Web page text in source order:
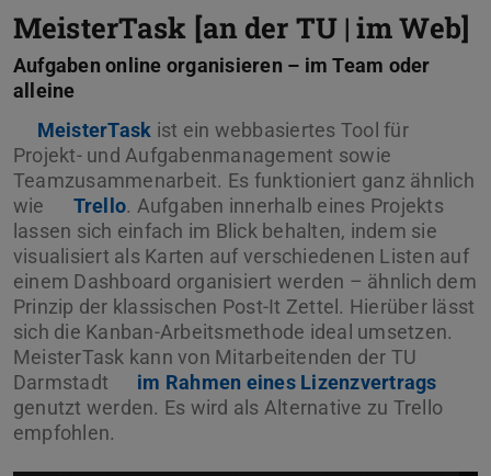
MeisterTask [an der TU | im Web]
Aufgaben online organisieren – im Team oder
alleine
MeisterTask ist ein webbasiertes Tool für
Projekt- und Aufgabenmanagement sowie
Teamzusammenarbeit. Es funktioniert ganz ähnlich
wie
Trello. Aufgaben innerhalb eines Projekts
lassen sich einfach im Blick behalten, indem sie
visualisiert als Karten auf verschiedenen Listen auf
einem Dashboard organisiert werden – ähnlich dem
Prinzip der klassischen Post-It Zettel. Hierüber lässt
sich die Kanban-Arbeitsmethode ideal umsetzen.
MeisterTask kann von Mitarbeitenden der TU
Darmstadt
im Rahmen eines Lizenzvertrags
genutzt werden. Es wird als Alternative zu Trello
empfohlen.